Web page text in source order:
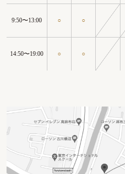
9:50〜13:00 ○ ○
14:50〜19:00 ○ ○